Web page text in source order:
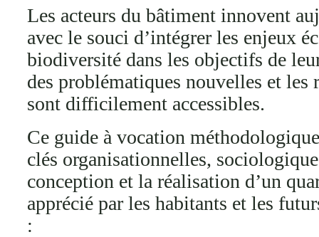
Les acteurs du bâtiment innovent
avec le souci d’intégrer les enjeux
biodiversité dans les objectifs de
des problématiques nouvelles et les
sont difficilement accessibles.
Ce guide à vocation
clés organisationnelles,
conception et la réalisation d’un
apprécié par les habitants et les
: